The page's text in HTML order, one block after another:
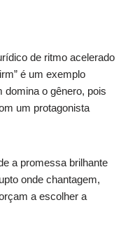
de ritmo acelerado
é um exemplo
domina o gênero, pois
um protagonista
a promessa brilhante
onde chantagem,
a escolher a